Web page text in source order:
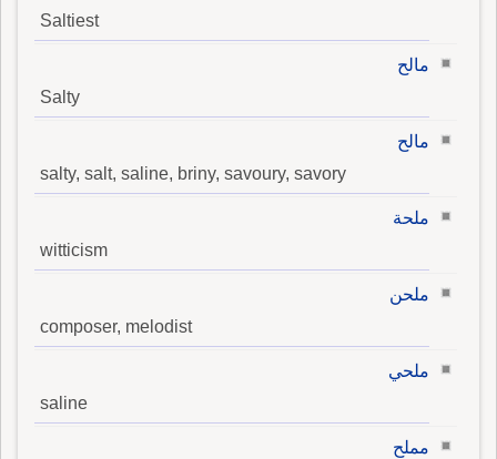
Saltiest
مالح
Salty
مالح
salty, salt, saline, briny, savoury, savory
ملحة
witticism
ملحن
composer, melodist
ملحي
saline
مملح